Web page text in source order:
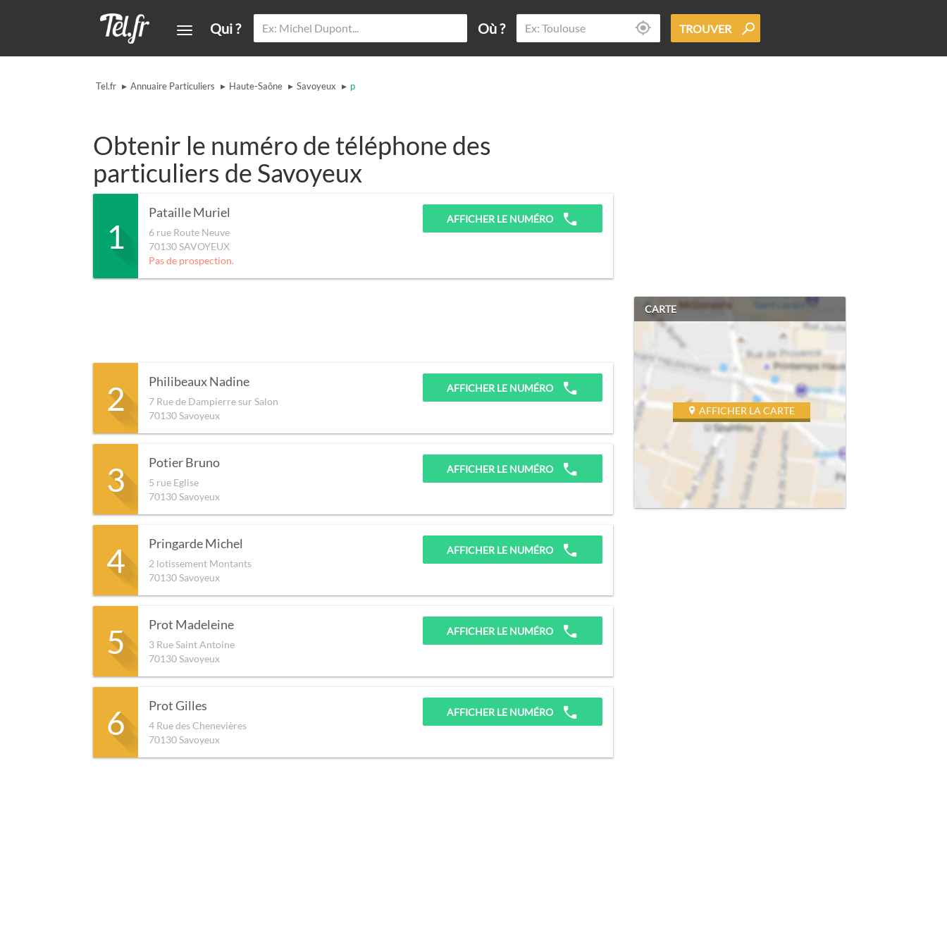
Qui ? Où ? TROUVER
Tel.fr ▸ Annuaire Particuliers ▸ Haute-Saône ▸ Savoyeux ▸ p
Obtenir le numéro de téléphone des
particuliers de Savoyeux
1
Pataille Muriel
6 rue Route Neuve
70130SAVOYEUX
Pas de prospection.
AFFICHER LE NUMÉRO
2 Philibeaux Nadine
7 Rue de Dampierre sur Salon
70130Savoyeux
AFFICHER LE NUMÉRO
3 Potier Bruno
5 rue Eglise
70130Savoyeux
AFFICHER LE NUMÉRO
4 Pringarde Michel
2 lotissement Montants
70130Savoyeux
AFFICHER LE NUMÉRO
5 Prot Madeleine
3 Rue Saint Antoine
70130Savoyeux
AFFICHER LE NUMÉRO
6 Prot Gilles
4 Rue des Chenevières
70130Savoyeux
AFFICHER LE NUMÉRO
CARTE
AFFICHER LA CARTE